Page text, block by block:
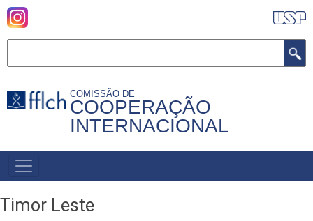
Pular
para
conteúdo
COMISSÃO DE
COOPERAÇÃO
INTERNACIONAL
MENU
PRIMÁRIO
Timor Leste